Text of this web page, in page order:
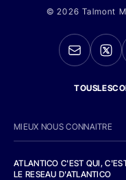
© 2026 Talmont
MIEUX NOUS CONNAITRE
ATLANTICO C'EST QUI,
LE RESEAU D'ATLANTICO